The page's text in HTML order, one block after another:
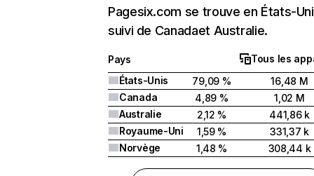
Pagesix.com se trouve en États-
suivi de Canadaet Australie.
Pays
Tous les
États-Unis
79,09 %
16,48 M
Canada
4,89 %
1,02 M
Australie
2,12 %
441,86 k
Royaume-Uni
1,59 %
331,37 k
Norvège
1,48 % 308,44 k